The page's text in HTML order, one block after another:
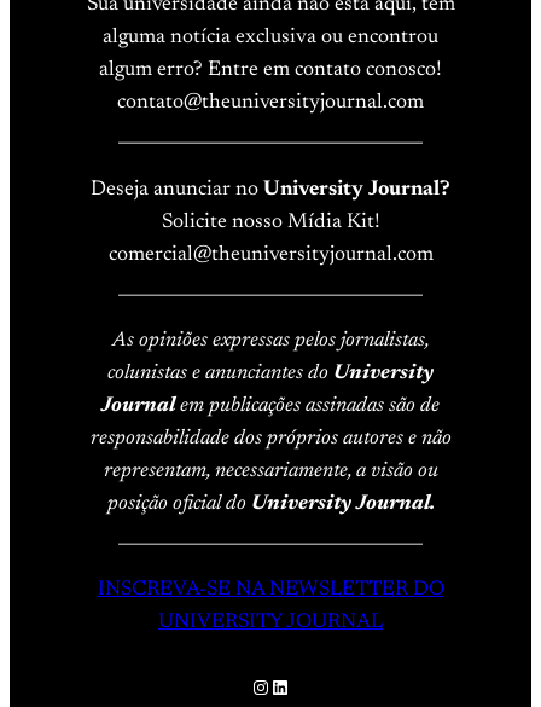
Sua universidade ainda não está aqui, tem
alguma notícia exclusiva ou encontrou
algum erro? Entre em contato conosco!
contato@theuniversityjournal.com
Deseja anunciar no University Journal?
Solicite nosso Mídia Kit!
comercial@theuniversityjournal.com
As opiniões expressas pelos jornalistas,
colunistas e anunciantes do University
Journalem publicações assinadas são de
responsabilidade dos próprios autores e não
representam, necessariamente, a visão ou
posição oficial do University Journal.
INSCREVA-SE NA NEWSLETTER DO
UNIVERSITY JOURNAL
Instagram
LinkedIn